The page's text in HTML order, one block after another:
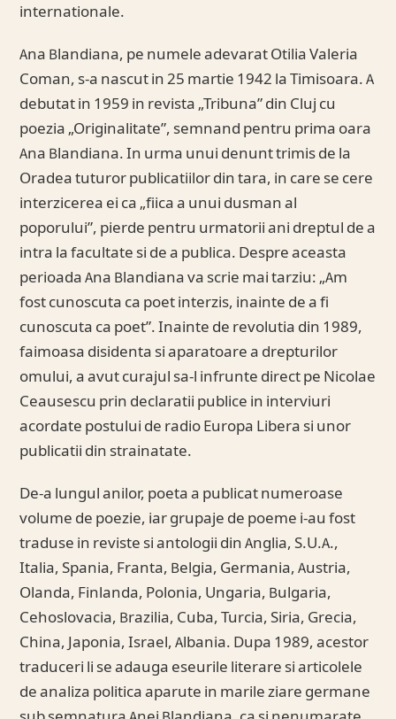
internationale.
Ana Blandiana, pe numele adevarat Otilia Valeria
Coman, s-a nascut in 25 martie 1942 la Timisoara. A
debutat in 1959 in revista „Tribuna” din Cluj cu
poezia „Originalitate”, semnand pentru prima oara
Ana Blandiana. In urma unui denunt trimis de la
Oradea tuturor publicatiilor din tara, in care se cere
interzicerea ei ca „fiica a unui dusman al
poporului”, pierde pentru urmatorii ani dreptul de a
intra la facultate si de a publica. Despre aceasta
perioada Ana Blandiana va scrie mai tarziu: „Am
fost cunoscuta ca poet interzis, inainte de a fi
cunoscuta ca poet”. Inainte de revolutia din 1989,
faimoasa disidenta si aparatoare a drepturilor
omului, a avut curajul sa-l infrunte direct pe Nicolae
Ceausescu prin declaratii publice in interviuri
acordate postului de radio Europa Libera si unor
publicatii din strainatate.
De-a lungul anilor, poeta a publicat numeroase
volume de poezie, iar grupaje de poeme i-au fost
traduse in reviste si antologii din Anglia, S.U.A.,
Italia, Spania, Franta, Belgia, Germania, Austria,
Olanda, Finlanda, Polonia, Ungaria, Bulgaria,
Cehoslovacia, Brazilia, Cuba, Turcia, Siria, Grecia,
China, Japonia, Israel, Albania. Dupa 1989, acestor
traduceri li se adauga eseurile literare si articolele
de analiza politica aparute in marile ziare germane